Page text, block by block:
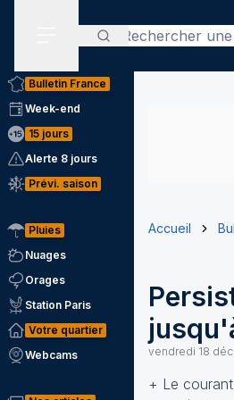
Rechercher
Bulletin France
Week-end
15 jours
Alerte 8 jours
Prévi. saison
Pluies
Nuages
Orages
Station Paris
Votre quartier
Webcams
Accueil
vendredi 18
+ Le